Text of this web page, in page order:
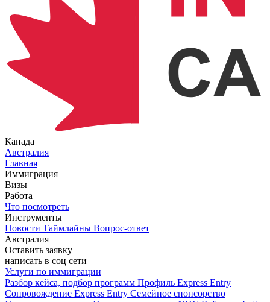
Канада
Австралия
Главная
Иммиграция
Визы
Работа
Что посмотреть
Инструменты
Новости Таймлайны Вопрос-ответ
Австралия
Оставить заявку
написать в соц сети
Услуги по иммиграции
Разбор кейса, подбор программ Профиль Express Entry
Сопровождение Express Entry Семейное спонсорство